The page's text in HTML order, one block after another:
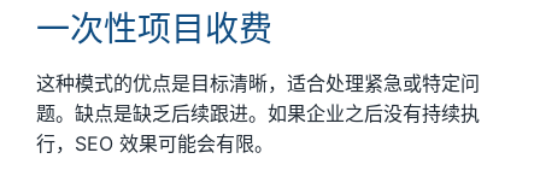
一次性项目收费
这种模式的优点是目标清晰，适合处理紧急或特定问
题。缺点是缺乏后续跟进。如果企业之后没有持续执
行，SEO 效果可能会有限。